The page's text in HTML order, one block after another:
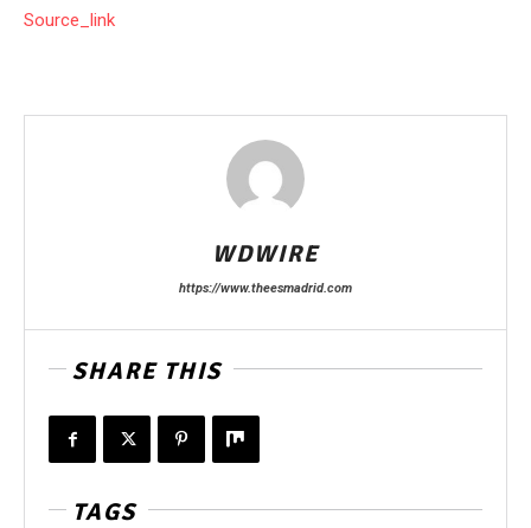
Source_link
WDWIRE
https://www.theesmadrid.com
SHARE THIS
TAGS